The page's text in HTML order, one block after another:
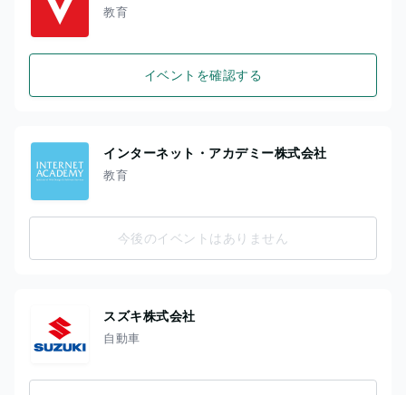
教育
イベントを確認する
インターネット・アカデミー株式会社
教育
今後のイベントはありません
スズキ株式会社
自動車